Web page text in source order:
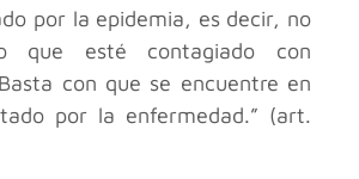
por la epidemia, es decir, no
que esté contagiado con
con que se encuentre en
por la enfermedad.” (art.